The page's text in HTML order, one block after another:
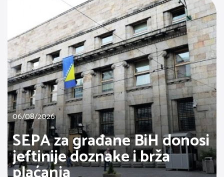
06/08/2026
SEPA za građane BiH donosi
jeftinije doznake i brža